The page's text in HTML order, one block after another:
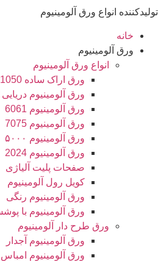
تولیدکننده انواع ورق آلومینیوم
خانه
ورق آلومینیوم
انواع ورق آلومینیوم
ورق اراک ساده 1050
ورق آلومینیوم دریایی 5083
ورق آلومینیوم 6061
ورق آلومینیوم 7075
ورق آلومینیوم ۵۰۰۰
ورق آلومینیوم 2024
صفحات پلیت آلیاژی
کویل رول آلومینیوم
ورق‌ آلومینیوم رنگی
ورق آلومینیوم با
ورق طرح دار آلومینیوم
ورق آلومینیوم آجدار
ورق آلومینیوم امباس